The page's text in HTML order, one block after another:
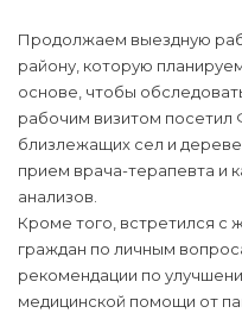
Продолжаем выездную
району, которую
основе, чтобы
рабочим визитом
близлежащих сел и
прием врача-терапевта и
анализов.
Кроме того, встретился с
граждан по личным
рекомендации по
медицинской помощи от